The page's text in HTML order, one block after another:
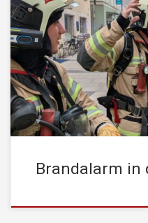
Am 09.04. um 15:36 Uhr
Kufstein mit dem
Entgegen der Erstmeldung
dem Gewerbeobjekt sondern
Gebäude aus. Ein
starke Rauchentwicklung
lag […]
Brandalarm in